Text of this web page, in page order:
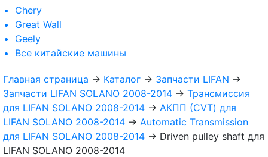
Chery
Great Wall
Geely
Все китайские машины
Главная страница → Каталог → Запчасти LIFAN →
Запчасти LIFAN SOLANO 2008-2014 → Трансмиссия
для LIFAN SOLANO 2008-2014 → АКПП (CVT) для
LIFAN SOLANO 2008-2014 → Automatic Transmission
для LIFAN SOLANO 2008-2014 → Driven pulley shaft для
LIFAN SOLANO 2008-2014